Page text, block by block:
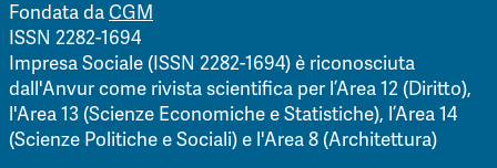
Fondata daCGM
ISSN 2282-1694
Impresa Sociale (ISSN 2282-1694) è riconosciuta
dall'Anvur come rivista scientifica per l’Area 12 (Diritto),
l'Area 13 (Scienze Economiche e Statistiche), l’Area 14
(Scienze Politiche e Sociali) e l'Area 8 (Architettura)